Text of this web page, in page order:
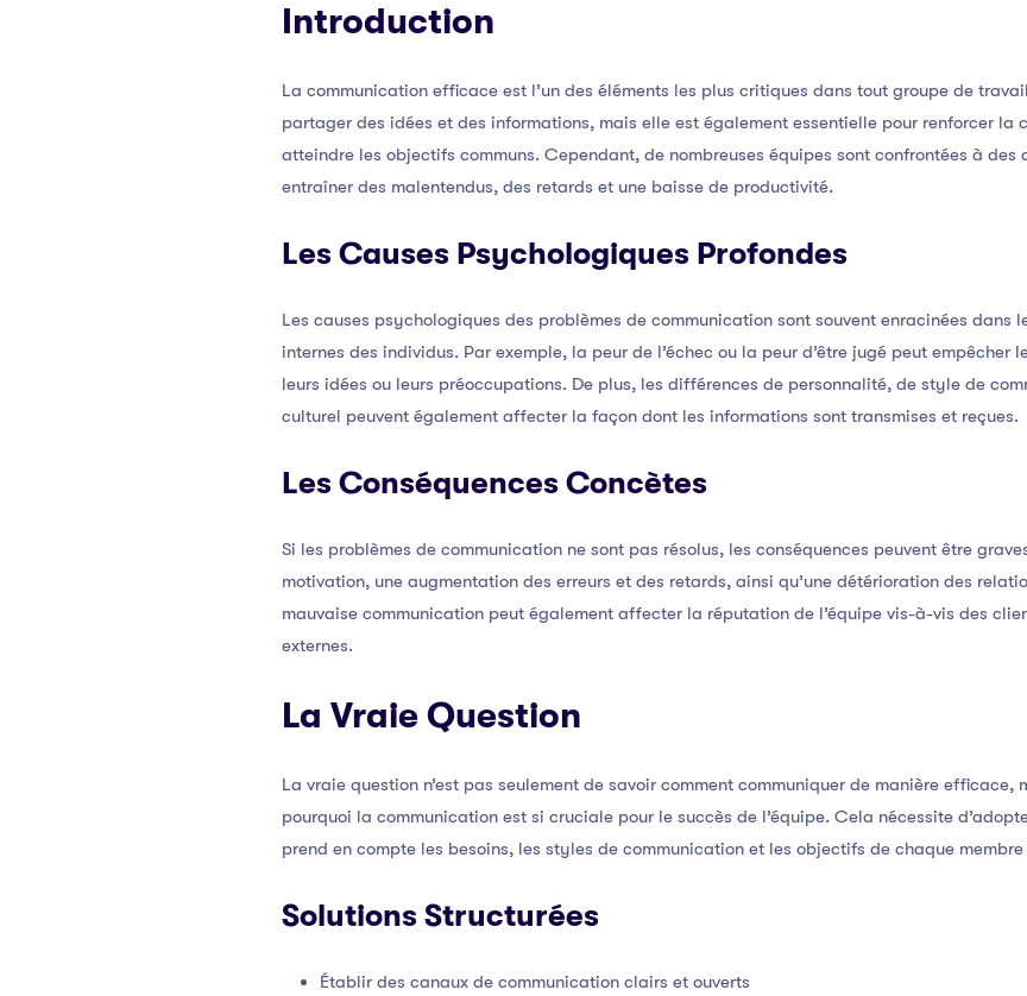
Introduction
La communication efficace est l’un des éléments les plus critiques dans tout groupe de
partager des idées et des informations, mais elle est également essentielle pour renforcer la
atteindre les objectifs communs. Cependant, de nombreuses équipes sont confrontées à
entraîner des malentendus, des retards et une baisse de productivité.
Les Causes Psychologiques Profondes
Les causes psychologiques des problèmes de communication sont souvent enracinées dans
internes des individus. Par exemple, la peur de l’échec ou la peur d’être jugé peut empêcher
leurs idées ou leurs préoccupations. De plus, les différences de personnalité, de style de
culturel peuvent également affecter la façon dont les informations sont transmises et reçues.
Les Conséquences Concètes
Si les problèmes de communication ne sont pas résolus, les conséquences peuvent être
motivation, une augmentation des erreurs et des retards, ainsi qu’une détérioration des
mauvaise communication peut également affecter la réputation de l’équipe vis-à-vis des
externes.
La Vraie Question
La vraie question n’est pas seulement de savoir comment communiquer de manière efficace,
pourquoi la communication est si cruciale pour le succès de l’équipe. Cela nécessite
prend en compte les besoins, les styles de communication et les objectifs de chaque membre
Solutions Structurées
Établir des canaux de communication clairs et ouverts